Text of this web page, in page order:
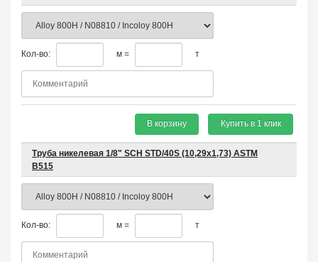
Кол-во: м = т
В корзину Купить в 1 клик
Труба никелевая 1/8" SCH STD/40S (10,29х1,73) ASTM
B515
Кол-во: м = т